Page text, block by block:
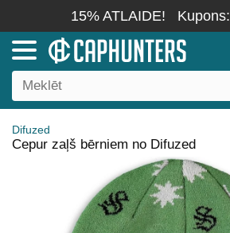
15% ATLAIDE! Kupons:
Difuzed
Cepur zaļš bērniem no Difuzed